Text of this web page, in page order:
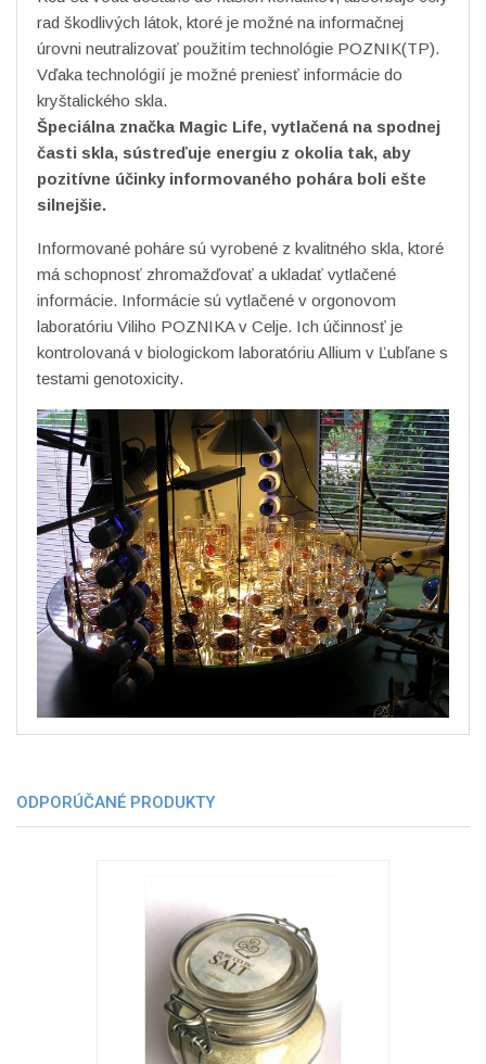
rad škodlivých látok, ktoré je možné na informačnej
úrovni neutralizovať použitím technológie POZNIK(TP).
Vďaka technológií je možné preniesť informácie do
kryštalického skla.
Špeciálna značka Magic Life, vytlačená na spodnej
časti skla, sústreďuje energiu z okolia tak, aby
pozitívne účinky informovaného pohára boli ešte
silnejšie.
Informované poháre sú vyrobené z kvalitného skla, ktoré
má schopnosť zhromažďovať a ukladať vytlačené
informácie. Informácie sú vytlačené v orgonovom
laboratóriu Viliho POZNIKA v Celje. Ich účinnosť je
kontrolovaná v biologickom laboratóriu Allium v ​​Ľubľane s
testami genotoxicity.
ODPORÚČANÉ PRODUKTY